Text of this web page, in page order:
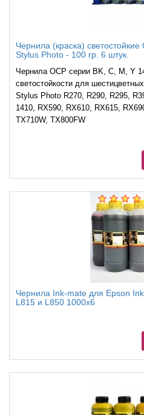
Чернила (краска)
Stylus Photo - 100 гр. 6 штук.
Чернила OCP серии BK, C, M, Y
светостойкости для
Stylus Photo R270, R290, R295,
1410, RX590, RX610, RX615,
TX710W, TX800FW
Чернила Ink-mate для Epson
L815 и L850 1000x6